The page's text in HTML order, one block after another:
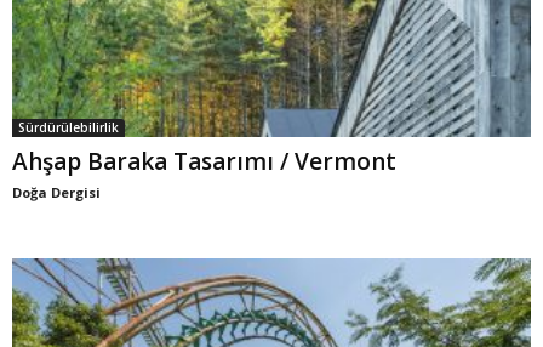
Sürdürülebilirlik
Ahşap Baraka Tasarımı / Vermont
Doğa Dergisi